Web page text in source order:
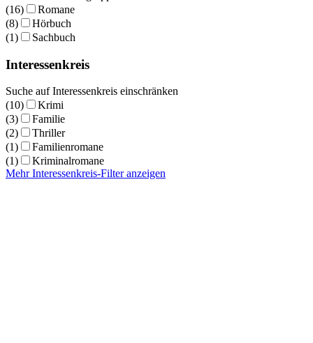
(16)
Romane
(8)
Hörbuch
(1)
Sachbuch
Interessenkreis
Suche auf Interessenkreis einschränken
(10)
Krimi
(3)
Familie
(2)
Thriller
(1)
Familienromane
(1)
Kriminalromane
Mehr Interessenkreis-Filter anzeigen